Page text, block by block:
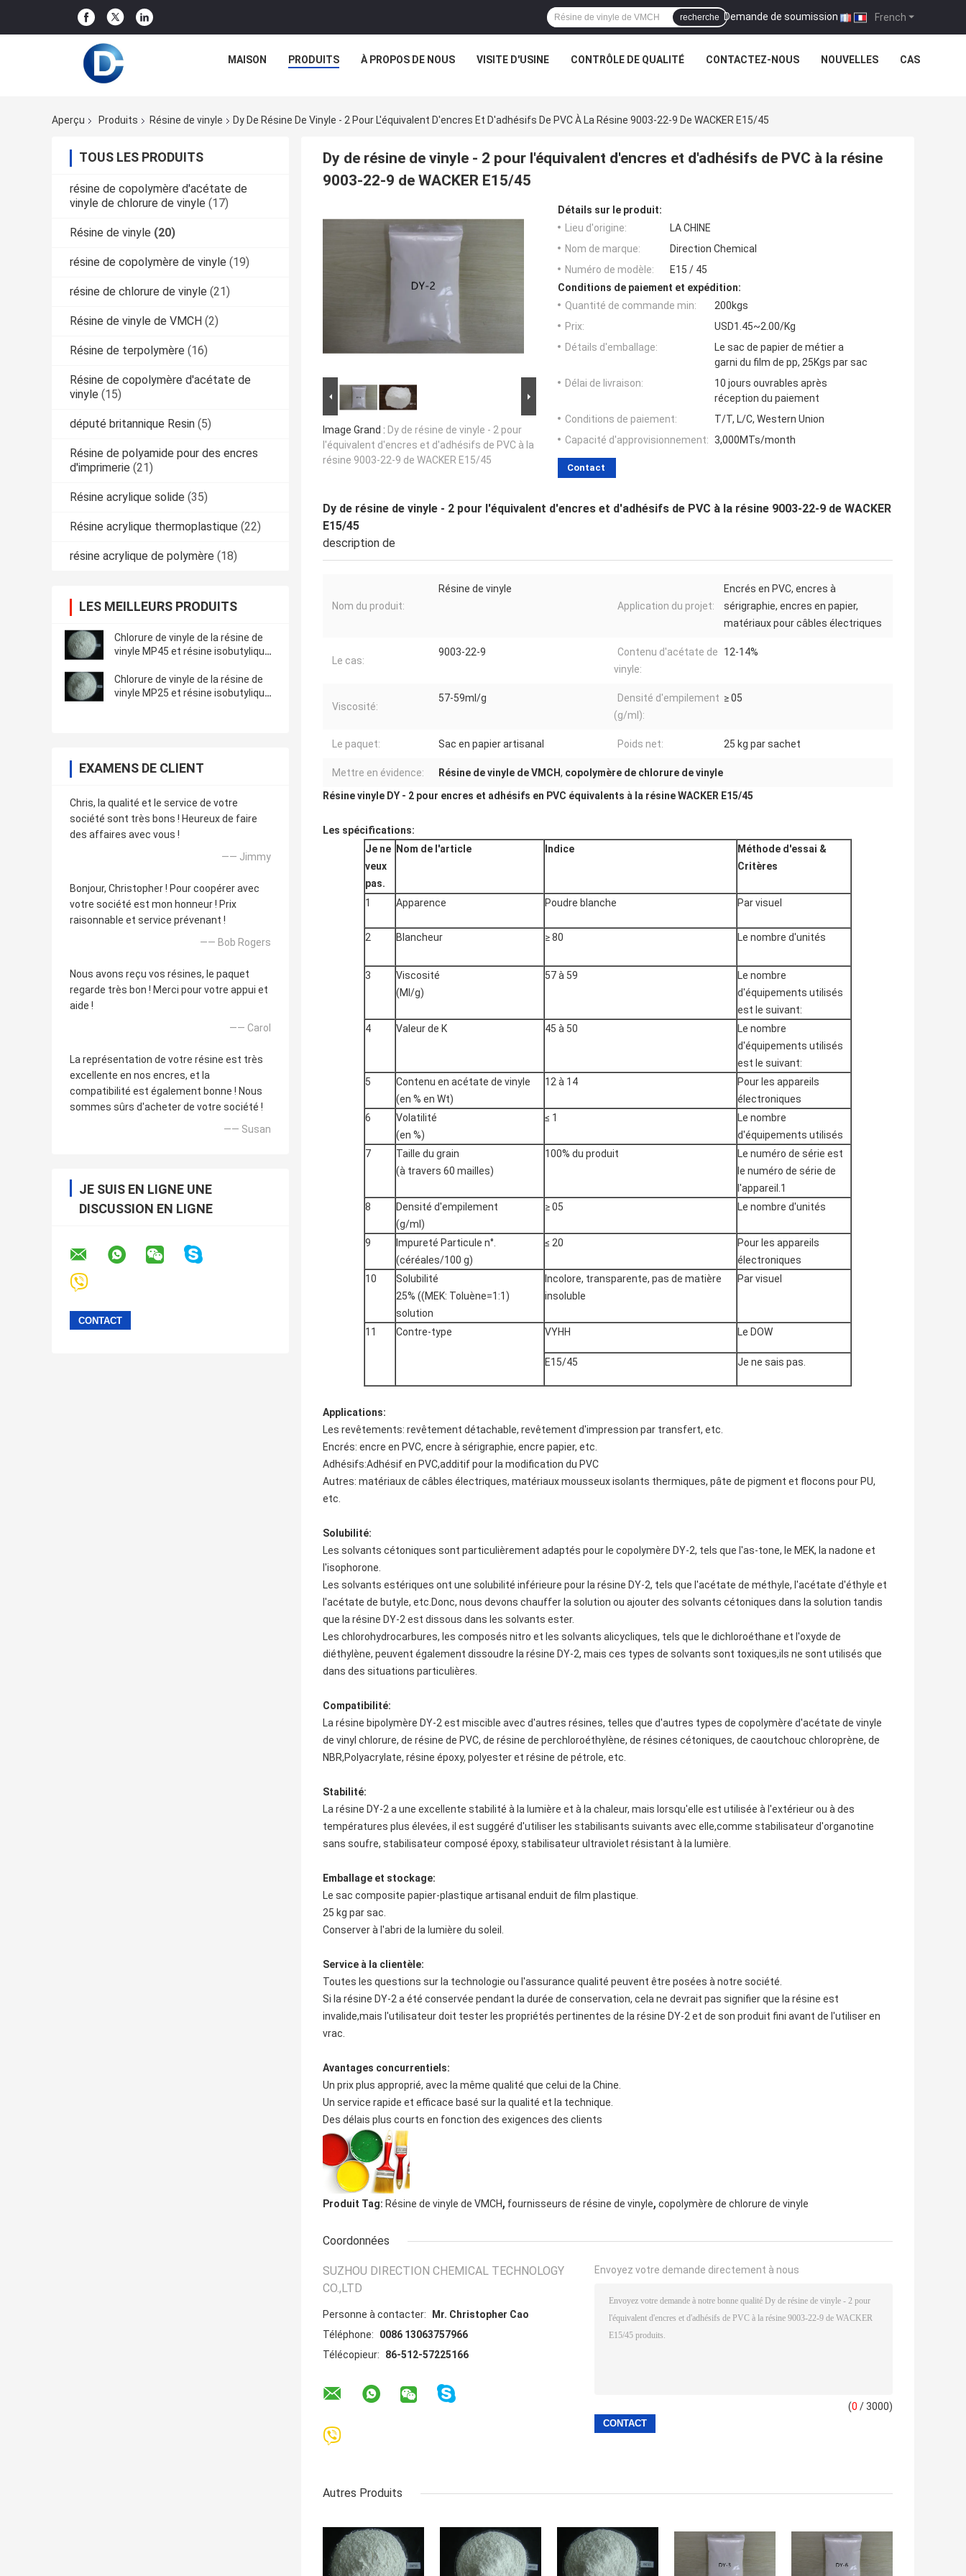
French
Demande de soumission |
recherche
MAISON PRODUITS À PROPOS DE NOUS VISITE D'USINE CONTRÔLE DE QUALITÉ CONTACTEZ-NOUS NOUVELLES CAS
Aperçu Produits Résine de vinyle Dy De Résine De Vinyle - 2 Pour L'équivalent D'encres Et D'adhésifs De PVC À La Résine 9003-22-9 De WACKER E15/45
TOUS LES PRODUITS
résine de copolymère d'acétate de
vinyle de chlorure de vinyle (17)
Résine de vinyle (20)
résine de copolymère de vinyle (19)
résine de chlorure de vinyle (21)
Résine de vinyle de VMCH (2)
Résine de terpolymère (16)
Résine de copolymère d'acétate de
vinyle (15)
député britannique Resin (5)
Résine de polyamide pour des encres
d'imprimerie (21)
Résine acrylique solide (35)
Résine acrylique thermoplastique (22)
résine acrylique de polymère (18)
LES MEILLEURS PRODUITS
Chlorure de vinyle de la résine de
vinyle MP45 et résine isobutylique
vinyle
Chlorure de vinyle de la résine de
vinyle MP25 et résine isobutylique
EXAMENS DE CLIENT
Chris, la qualité et le service de votre
société sont très bons ! Heureux de faire
des affaires avec vous !
—— Jimmy
Bonjour, Christopher ! Pour coopérer avec
votre société est mon honneur ! Prix
raisonnable et service prévenant !
—— Bob Rogers
Nous avons reçu vos résines, le paquet
regarde très bon ! Merci pour votre appui et
aide !
—— Carol
La représentation de votre résine est très
excellente en nos encres, et la
compatibilité est également bonne ! Nous
sommes sûrs d'acheter de votre société !
—— Susan
JE SUIS EN LIGNE UNE
DISCUSSION EN LIGNE
Dy de résine de vinyle - 2 pour l'équivalent d'encres et d'adhésifs de PVC à la résine
9003-22-9 de WACKER E15/45
Image Grand : Dy de résine de vinyle - 2 pour
l'équivalent d'encres et d'adhésifs de PVC à la
résine 9003-22-9 de WACKER E15/45
Détails sur le produit:
Lieu d'origine:
LA CHINE
Nom de marque:
Direction Chemical
Numéro de modèle:
E15 / 45
Conditions de paiement et expédition:
Quantité de commande min:
200kgs
Prix:
USD1.45~2.00/Kg
Détails d'emballage:
Le sac de papier de métier a
garni du film de pp, 25Kgs par sac
Délai de livraison:
10 jours ouvrables après
réception du paiement
Conditions de paiement:
T/T, L/C, Western Union
Capacité d'approvisionnement: 3,000MTs/month
Contact
Dy de résine de vinyle - 2 pour l'équivalent d'encres et d'adhésifs de PVC à la résine 9003-22-9 de WACKER
E15/45
description de
Nom du produit:
Résine de vinyle
Application du projet:
Encrés en PVC, encres à
sérigraphie, encres en papier,
matériaux pour câbles électriques
Le cas:
9003-22-9
Contenu d'acétate de
vinyle:
12-14%
Viscosité:
57-59ml/g
Densité d'empilement
(g/ml):
≥ 05
Le paquet: Sac en papier artisanal Poids net: 25 kg par sachet
Mettre en évidence: Résine de vinyle de VMCH, copolymère de chlorure de vinyle
Résine vinyle DY - 2 pour encres et adhésifs en PVC équivalents à la résine WACKER E15/45
Les spécifications:
Je ne
veux
pas.
Nom de l'article Indice Méthode d'essai &
Critères
1 Apparence Poudre blanche Par visuel
2 Blancheur ≥ 80 Le nombre d'unités
3
Viscosité
(Ml/g)
57 à 59
Le nombre
d'équipements utilisés
est le suivant:
4
Valeur de K 45 à 50
Le nombre
d'équipements utilisés
est le suivant:
5
Contenu en acétate de vinyle
(en % en Wt)
12 à 14
Pour les appareils
électroniques
6
Volatilité
(en %)
≤ 1
Le nombre
d'équipements utilisés
7
Taille du grain
(à travers 60 mailles)
100% du produit
Le numéro de série est
le numéro de série de
l'appareil.1
8
Densité d'empilement
(g/ml)
≥ 05 Le nombre d'unités
9
Impureté Particule n°.
(céréales/100 g)
≤ 20
Pour les appareils
électroniques
10
Solubilité
25% ((MEK: Toluène=1:1)
solution
Incolore, transparente, pas de matière
insoluble
Par visuel
11 Contre-type VYHH Le DOW
E15/45 Je ne sais pas.
Applications:
Les revêtements: revêtement détachable, revêtement d'impression par transfert, etc.
Encrés: encre en PVC, encre à sérigraphie, encre papier, etc.
Adhésifs:Adhésif en PVC,additif pour la modification du PVC
Autres: matériaux de câbles électriques, matériaux mousseux isolants thermiques, pâte de pigment et flocons pour PU,
etc.
Solubilité:
Les solvants cétoniques sont particulièrement adaptés pour le copolymère DY-2, tels que l'as-tone, le MEK, la nadone et
l'isophorone.
Les solvants estériques ont une solubilité inférieure pour la résine DY-2, tels que l'acétate de méthyle, l'acétate d'éthyle et
l'acétate de butyle, etc.Donc, nous devons chauffer la solution ou ajouter des solvants cétoniques dans la solution tandis
que la résine DY-2 est dissous dans les solvants ester.
Les chlorohydrocarbures, les composés nitro et les solvants alicycliques, tels que le dichloroéthane et l'oxyde de
diéthylène, peuvent également dissoudre la résine DY-2, mais ces types de solvants sont toxiques,ils ne sont utilisés que
dans des situations particulières.
Compatibilité:
La résine bipolymère DY-2 est miscible avec d'autres résines, telles que d'autres types de copolymère d'acétate de vinyle
de vinyl chlorure, de résine de PVC, de résine de perchloroéthylène, de résines cétoniques, de caoutchouc chloroprène, de
NBR,Polyacrylate, résine époxy, polyester et résine de pétrole, etc.
Stabilité:
La résine DY-2 a une excellente stabilité à la lumière et à la chaleur, mais lorsqu'elle est utilisée à l'extérieur ou à des
températures plus élevées, il est suggéré d'utiliser les stabilisants suivants avec elle,comme stabilisateur d'organotine
sans soufre, stabilisateur composé époxy, stabilisateur ultraviolet résistant à la lumière.
Emballage et stockage:
Le sac composite papier-plastique artisanal enduit de film plastique.
25 kg par sac.
Conserver à l'abri de la lumière du soleil.
Service à la clientèle:
Toutes les questions sur la technologie ou l'assurance qualité peuvent être posées à notre société.
Si la résine DY-2 a été conservée pendant la durée de conservation, cela ne devrait pas signifier que la résine est
invalide,mais l'utilisateur doit tester les propriétés pertinentes de la résine DY-2 et de son produit fini avant de l'utiliser en
vrac.
Avantages concurrentiels:
Un prix plus approprié, avec la même qualité que celui de la Chine.
Un service rapide et efficace basé sur la qualité et la technique.
Des délais plus courts en fonction des exigences des clients
Produit Tag: Résine de vinyle de VMCH, fournisseurs de résine de vinyle, copolymère de chlorure de vinyle
Coordonnées
SUZHOU DIRECTION CHEMICAL TECHNOLOGY
CO.,LTD
Personne à contacter:
Mr. Christopher Cao
Téléphone:
0086 13063757966
Télécopieur:
86-512-57225166
Envoyez votre demande directement à nous
(0 / 3000)
Autres Produits